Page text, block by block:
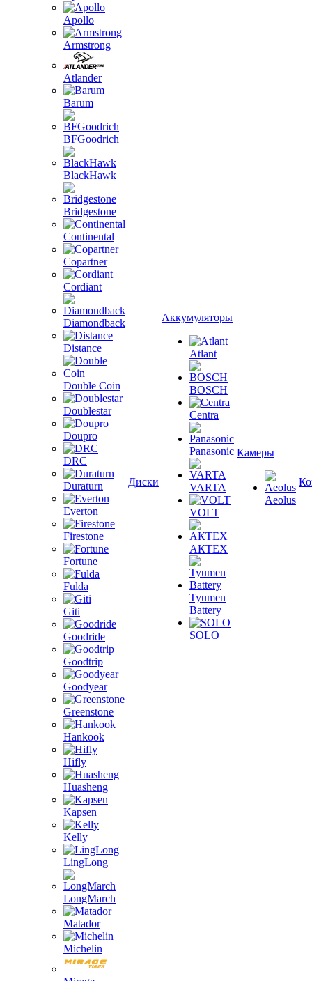
Apollo
Armstrong
Atlander
Barum
BFGoodrich
BlackHawk
Bridgestone
Continental
Copartner
Cordiant
Diamondback
Distance
Double Coin
Doublestar
Doupro
DRC
Duraturn
Everton
Firestone
Fortune
Fulda
Giti
Goodride
Goodtrip
Goodyear
Greenstone
Hankook
Hifly
Huasheng
Kapsen
Kelly
LingLong
LongMarch
Matador
Michelin
Диски
Аккумуляторы
Atlant
BOSCH
Centra
Panasonic
VARTA
VOLT
АКТЕХ
Tyumen
Battery
SOLO
Камеры
Aeolus